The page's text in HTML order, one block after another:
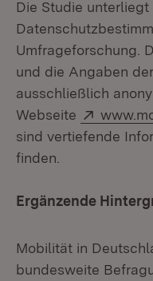
Die Studie
Umfrageforschung.
und die Angaben
ausschließlich
Webseite
Extern:
sind vertiefende
finden.
Ergänzende
Mobilität in
bundesweite